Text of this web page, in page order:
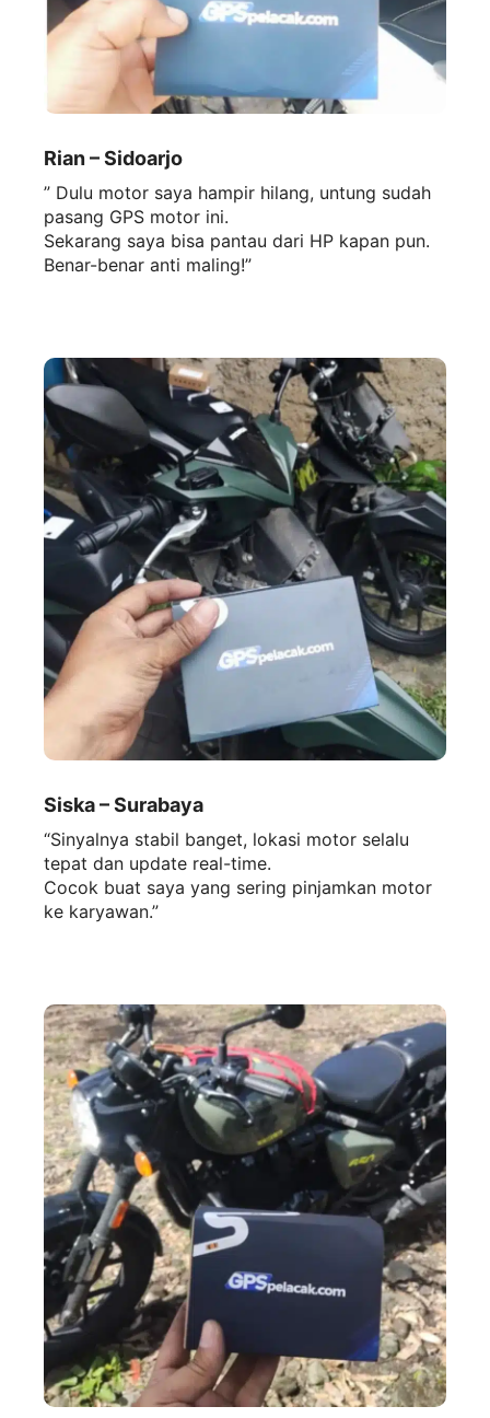
Rian – Sidoarjo
” Dulu motor saya hampir hilang, untung sudah
pasang GPS motor ini.
Sekarang saya bisa pantau dari HP kapan pun.
Benar-benar anti maling!”
Siska – Surabaya
“Sinyalnya stabil banget, lokasi motor selalu
tepat dan update real-time.
Cocok buat saya yang sering pinjamkan motor
ke karyawan.”